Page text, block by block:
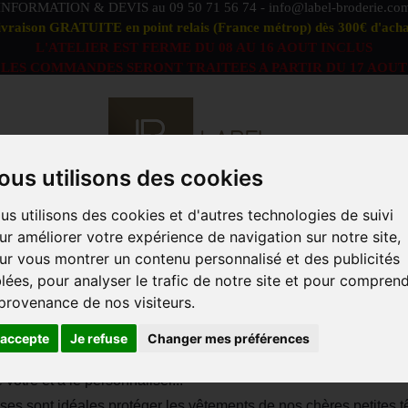
utilisons des cookies
utilisons des cookies et d'autres technologies de suivi
améliorer votre expérience de navigation sur notre site,
vous montrer un contenu personnalisé et des publicités
pour analyser le trafic de notre site et pour
de nos visiteurs.
Je refuse Changer mes préférences
& DEVIS au 09 50 71 56 74 - info@label-
GRATUITE en point relais (France métrop) dès 300€
L'ATELIER EST FERME DU 08 AU 16 AOUT INCLUS
LES COMMANDES SERONT TRAITEES A PARTIR DU 17 AOUT
DÉFAUTS OFFRE PEIGNOIRS DUO LINGE DE BAIN
MARQUES PROFESSIONNELS
nos tabliers, résistants et faciles d'entretien. Aussi bien
vôtre et à le personnaliser...